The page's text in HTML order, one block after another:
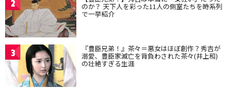
2 のか？ 天下人を彩った11人の側室たちを時系列
で一挙紹介
3 『豊臣兄弟！』茶々＝悪女はほぼ創作？秀吉が
溺愛、豊臣家滅亡を背負わされた茶々(井上和)
の壮絶すぎる生涯